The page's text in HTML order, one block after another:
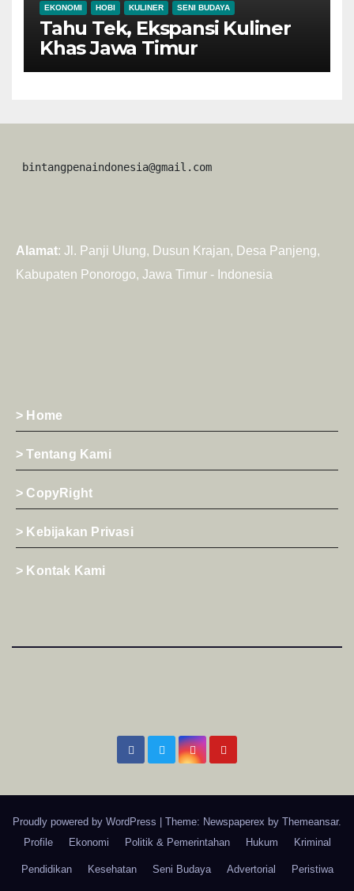
EKONOMI HOBI KULINER SENI BUDAYA
Tahu Tek, Ekspansi Kuliner
Khas Jawa Timur
bintangpenaindonesia@gmail.com
Alamat: Jl. Panji Ulung, Dusun Krajan, Desa Panjeng,
Kabupaten Ponorogo, Jawa Timur - Indonesia
> Home
> Tentang Kami
> CopyRight
> Kebijakan Privasi
> Kontak Kami
Proudly powered by WordPress Theme: Newspaperex by Themeansar.
Profile
Ekonomi Politik & Pemerintahan Hukum Kriminal
Pendidikan Kesehatan Seni Budaya Advertorial Peristiwa